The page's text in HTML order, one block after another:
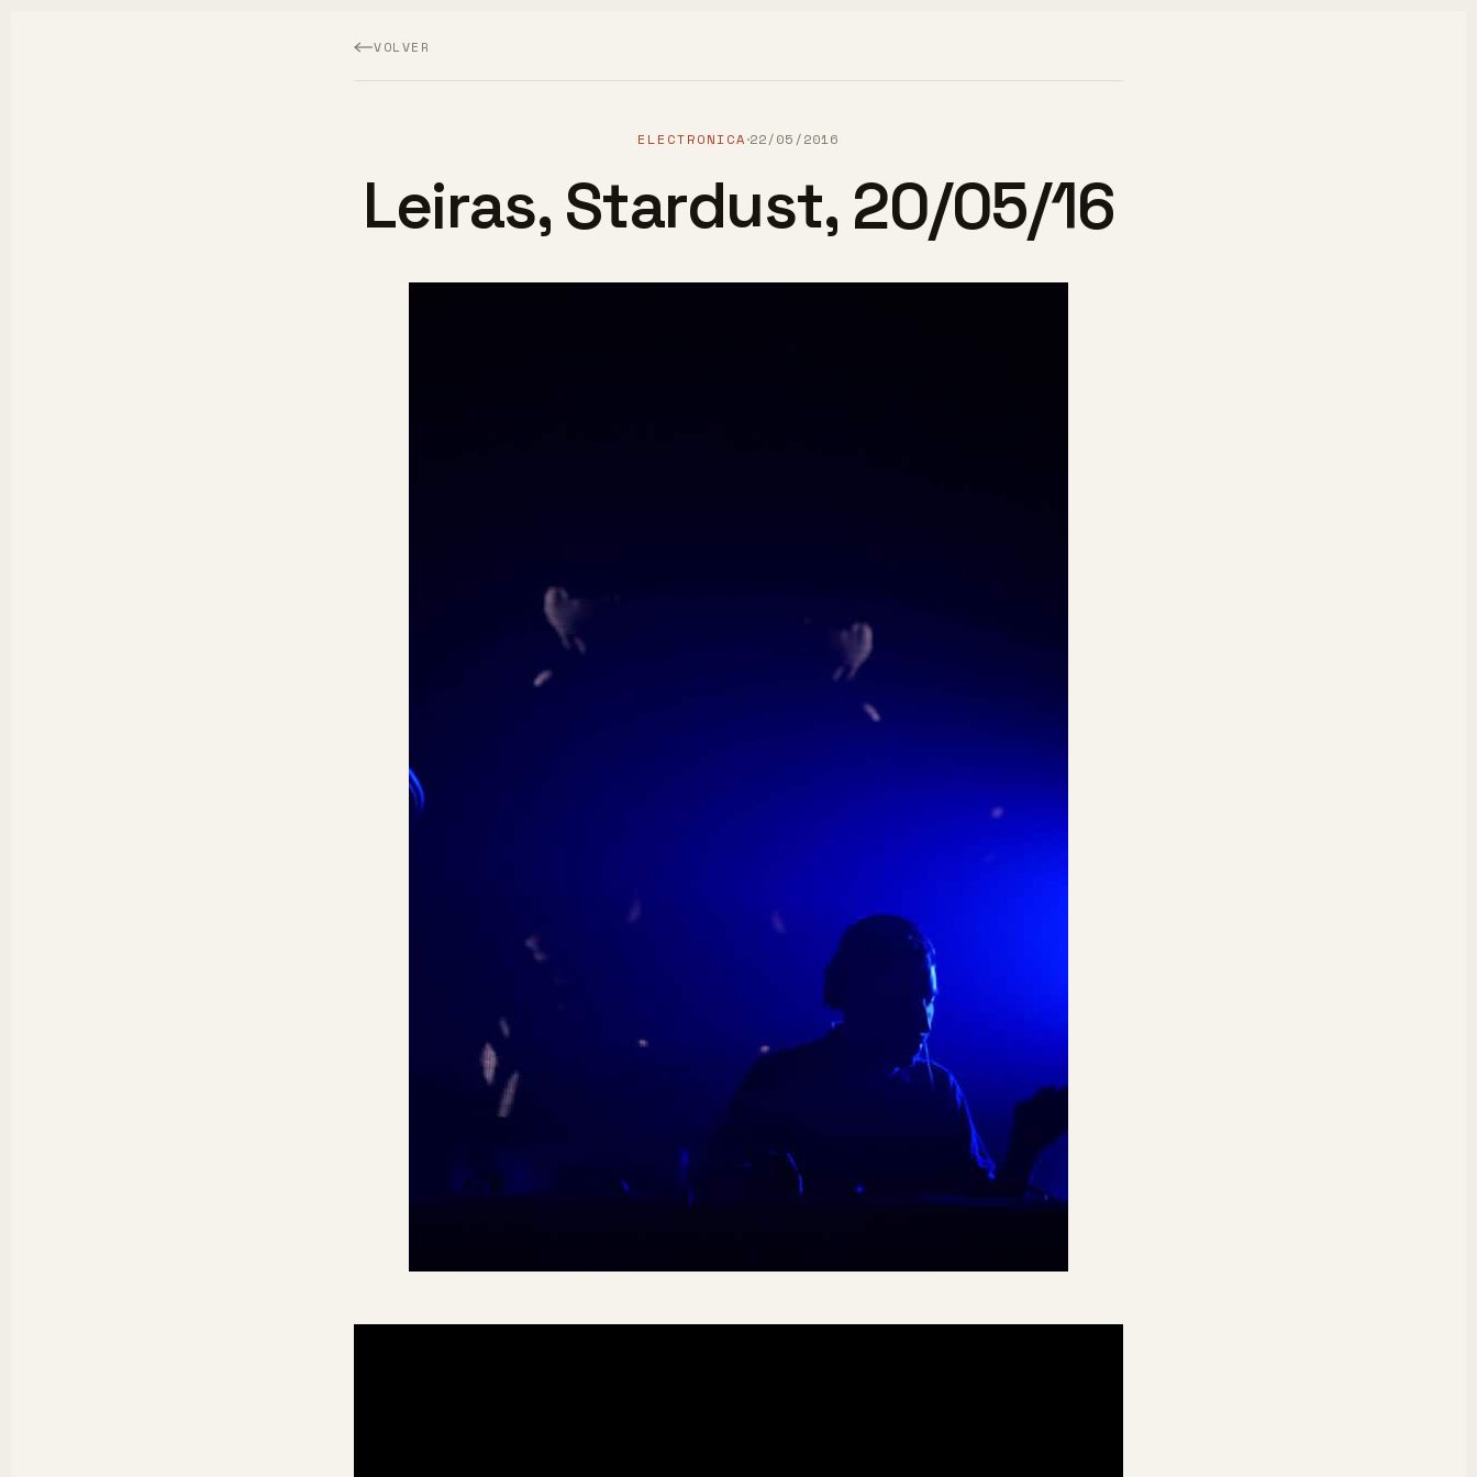
VOLVER
ELECTRONICA·22/05/2016
Leiras, Stardust, 20/05/16